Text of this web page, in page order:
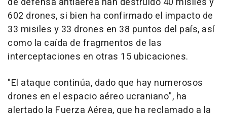
602 drones, si bien ha confirmado el impacto de
33 misiles y 33 drones en 38 puntos del país, así
como la caída de fragmentos de las
interceptaciones en otras 15 ubicaciones.
"El ataque continúa, dado que hay numerosos
drones en el espacio aéreo ucraniano", ha
alertado la Fuerza Aérea, que ha reclamado a la